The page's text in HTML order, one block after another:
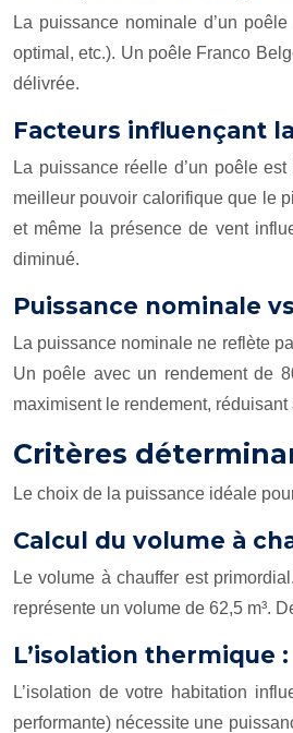
La puissance nominale d’un
optimal, etc.). Un poêle Franco
délivrée.
Facteurs influençant
La puissance réelle d’un poêle
meilleur pouvoir calorifique que le
et même la présence de vent
diminué.
Puissance nominale
La puissance nominale ne reflète
Un poêle avec un rendement de
maximisent le rendement,
Critères
Le choix de la puissance idéale
Calcul du volume à
Le volume à chauffer est
représente un volume de 62,5 m³.
L’isolation thermique
L’isolation de votre habitation
performante) nécessite une